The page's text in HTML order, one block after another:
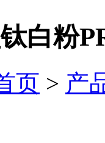
白粉
页 > 产